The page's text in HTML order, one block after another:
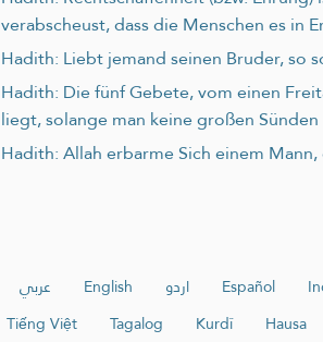
verabscheust, dass die Menschen es in
Hadith: Liebt jemand seinen Bruder, so
Hadith: Die fünf Gebete, vom einen
liegt, solange man keine großen
Hadith: Allah erbarme Sich einem
عربي English اردو Español
Tiếng Việt
Tagalog Kurdî Hausa